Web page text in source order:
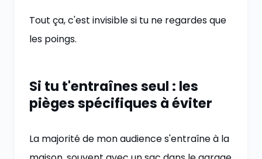
Tout ça, c'est invisible si tu ne regardes que
les poings.
Si tu t'entraînes seul : les
pièges spécifiques à éviter
La majorité de mon audience s'entraîne à la